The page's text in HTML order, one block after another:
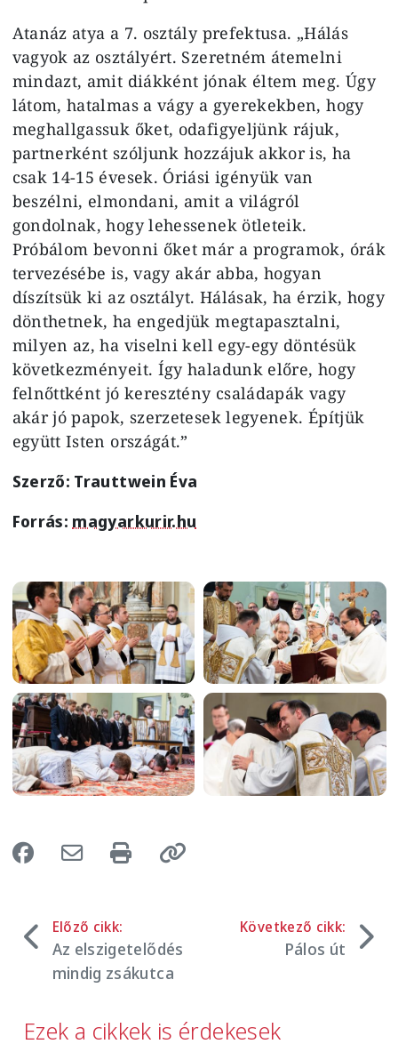
Atanáz atya a 7. osztály prefektusa. „Hálás
vagyok az osztályért. Szeretném átemelni
mindazt, amit diákként jónak éltem meg. Úgy
látom, hatalmas a vágy a gyerekekben, hogy
meghallgassuk őket, odafigyeljünk rájuk,
partnerként szóljunk hozzájuk akkor is, ha
csak 14-15 évesek. Óriási igényük van
beszélni, elmondani, amit a világról
gondolnak, hogy lehessenek ötleteik.
Próbálom bevonni őket már a programok, órák
tervezésébe is, vagy akár abba, hogyan
díszítsük ki az osztályt. Hálásak, ha érzik, hogy
dönthetnek, ha engedjük megtapasztalni,
milyen az, ha viselni kell egy-egy döntésük
következményeit. Így haladunk előre, hogy
felnőttként jó keresztény családapák vagy
akár jó papok, szerzetesek legyenek. Építjük
együtt Isten országát.”
Szerző: Trauttwein Éva
Forrás: magyarkurir.hu
Image Image
Image Image
Előző cikk:
Az elszigetelődés
mindig zsákutca
Következő cikk:
Pálos út
Ezek a cikkek is érdekesek